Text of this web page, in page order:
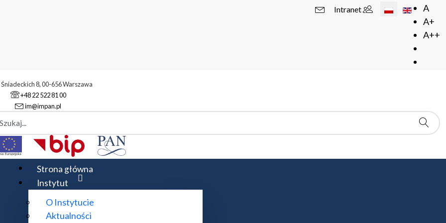
A
A+
A++
Wybierz swój język
Intranet
Śniadeckich 8, 00-656 Warszawa
+48 22 522 81 00
im@impan.pl
Strona główna
Instytut
O Instytucie
Aktualności
Banacha
- BCP) wydają materiały pokonferencyjne wybranych konferencji i semestrów organizowanych w